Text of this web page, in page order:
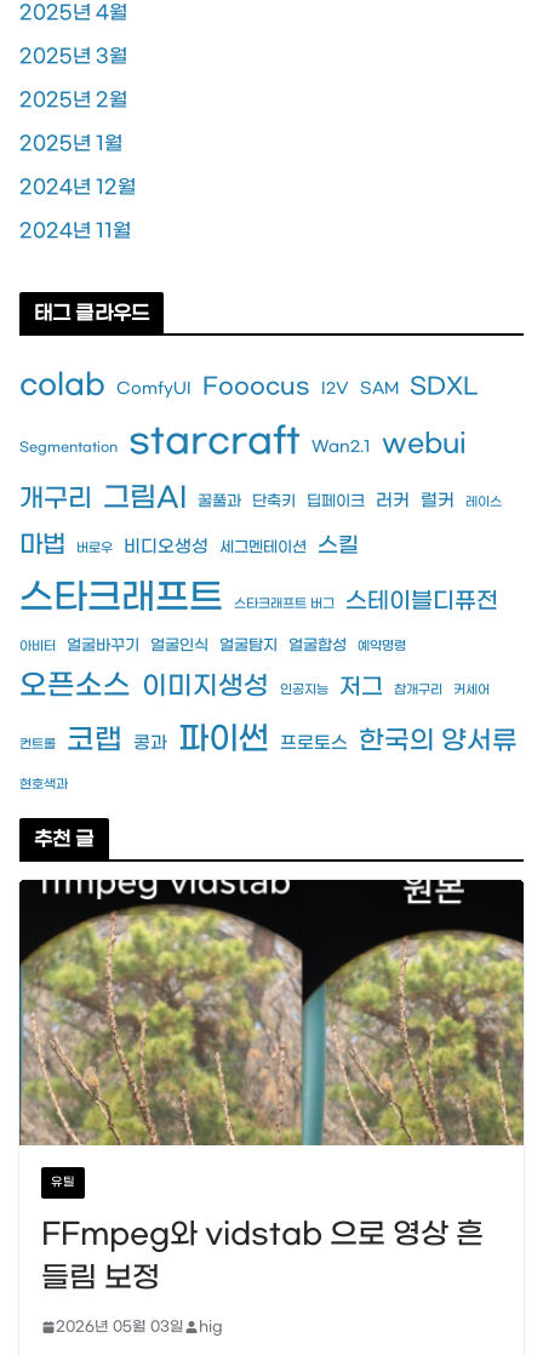
2025년 4월
2025년 3월
2025년 2월
2025년 1월
2024년 12월
2024년 11월
태그 클라우드
colab ComfyUI Fooocus I2V SAM SDXL
Segmentation starcraft Wan2.1
webui
개구리 그림AI 꿀풀과 단축키 딥페이크 러커 럴커 레이스
마법 버로우 비디오생성 세그멘테이션 스킬
스타크래프트 스타크래프트 버그 스테이블디퓨전
아비터 얼굴바꾸기 얼굴인식 얼굴탐지 얼굴합성 예약명령
오픈소스 이미지생성 인공지능 저그 참개구리 커세어
컨트롤 코랩 콩과 파이썬 프로토스 한국의 양서류
현호색과
추천 글
유틸
FFmpeg와 vidstab 으로 영상 흔
들림 보정
2026년 05월 03일 hig